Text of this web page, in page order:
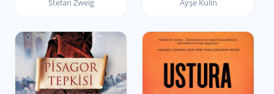
Stefan Zweig Ayşe Kulin